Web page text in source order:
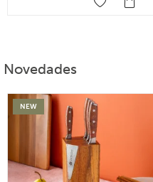
Novedades
NEW